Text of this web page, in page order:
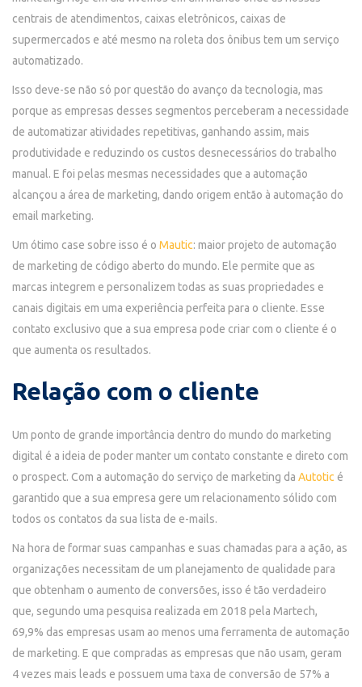
centrais de atendimentos, caixas eletrônicos, caixas de
supermercados e até mesmo na roleta dos ônibus tem um serviço
automatizado.
Isso deve-se não só por questão do avanço da tecnologia, mas
porque as empresas desses segmentos perceberam a necessidade
de automatizar atividades repetitivas, ganhando assim, mais
produtividade e reduzindo os custos desnecessários do trabalho
manual. E foi pelas mesmas necessidades que a automação
alcançou a área de marketing, dando origem então à automação do
email marketing.
Um ótimo case sobre isso é o Mautic: maior projeto de automação
de marketing de código aberto do mundo. Ele permite que as
marcas integrem e personalizem todas as suas propriedades e
canais digitais em uma experiência perfeita para o cliente. Esse
contato exclusivo que a sua empresa pode criar com o cliente é o
que aumenta os resultados.
Relação com o cliente
Um ponto de grande importância dentro do mundo do marketing
digital é a ideia de poder manter um contato constante e direto com
o prospect. Com a automação do serviço de marketing da Autotic é
garantido que a sua empresa gere um relacionamento sólido com
todos os contatos da sua lista de e-mails.
Na hora de formar suas campanhas e suas chamadas para a ação, as
organizações necessitam de um planejamento de qualidade para
que obtenham o aumento de conversões, isso é tão verdadeiro
que, segundo uma pesquisa realizada em 2018 pela Martech,
69,9% das empresas usam ao menos uma ferramenta de automação
de marketing. E que compradas as empresas que não usam, geram
4 vezes mais leads e possuem uma taxa de conversão de 57% a